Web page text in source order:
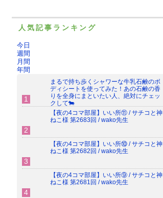
人気記事ランキング
今日
週間
月間
年間
まるで持ち歩くシャワーな牛乳石鹸のボ
ディシートを使ってみた！あの石鹸の香
りを全身にまといたい人、絶対にチェッ
クして🐄
【夜の4コマ部屋】いい所⑪ / サチコと神
ねこ様 第2683回 / wako先生
【夜の4コマ部屋】いい所⑩ / サチコと神
ねこ様 第2682回 / wako先生
【夜の4コマ部屋】いい所⑨ / サチコと神
ねこ様 第2681回 / wako先生